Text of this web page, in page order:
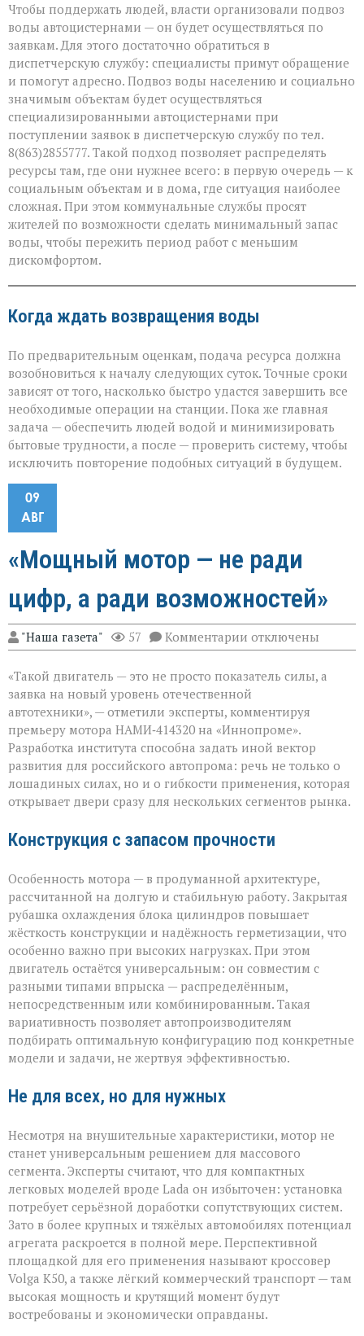
Чтобы поддержать людей, власти организовали подвоз
воды автоцистернами — он будет осуществляться по
заявкам. Для этого достаточно обратиться в
диспетчерскую службу: специалисты примут обращение
и помогут адресно. Подвоз воды населению и социально
значимым объектам будет осуществляться
специализированными автоцистернами при
поступлении заявок в диспетчерскую службу по тел.
8(863)2855777. Такой подход позволяет распределять
ресурсы там, где они нужнее всего: в первую очередь — к
социальным объектам и в дома, где ситуация наиболее
сложная. При этом коммунальные службы просят
жителей по возможности сделать минимальный запас
воды, чтобы пережить период работ с меньшим
дискомфортом.
Когда ждать возвращения воды
По предварительным оценкам, подача ресурса должна
возобновиться к началу следующих суток. Точные сроки
зависят от того, насколько быстро удастся завершить все
необходимые операции на станции. Пока же главная
задача — обеспечить людей водой и минимизировать
бытовые трудности, а после — проверить систему, чтобы
исключить повторение подобных ситуаций в будущем.
09
АВГ
«Мощный мотор — не ради
цифр, а ради возможностей»
"Наша газета" 57 Комментарии к
записи
мотор — не
ради
а
ради
возможностей»
отключены
«Такой двигатель — это не просто показатель силы, а
заявка на новый уровень отечественной
автотехники», — отметили эксперты, комментируя
премьеру мотора НАМИ‑414320 на «Иннопроме».
Разработка института способна задать иной вектор
развития для российского автопрома: речь не только о
лошадиных силах, но и о гибкости применения, которая
открывает двери сразу для нескольких сегментов рынка.
Конструкция с запасом прочности
Особенность мотора — в продуманной архитектуре,
рассчитанной на долгую и стабильную работу. Закрытая
рубашка охлаждения блока цилиндров повышает
жёсткость конструкции и надёжность герметизации, что
особенно важно при высоких нагрузках. При этом
двигатель остаётся универсальным: он совместим с
разными типами впрыска — распределённым,
непосредственным или комбинированным. Такая
вариативность позволяет автопроизводителям
подбирать оптимальную конфигурацию под конкретные
модели и задачи, не жертвуя эффективностью.
Не для всех, но для нужных
Несмотря на внушительные характеристики, мотор не
станет универсальным решением для массового
сегмента. Эксперты считают, что для компактных
легковых моделей вроде Lada он избыточен: установка
потребует серьёзной доработки сопутствующих систем.
Зато в более крупных и тяжёлых автомобилях потенциал
агрегата раскроется в полной мере. Перспективной
площадкой для его применения называют кроссовер
Volga К50, а также лёгкий коммерческий транспорт — там
высокая мощность и крутящий момент будут
востребованы и экономически оправданы.